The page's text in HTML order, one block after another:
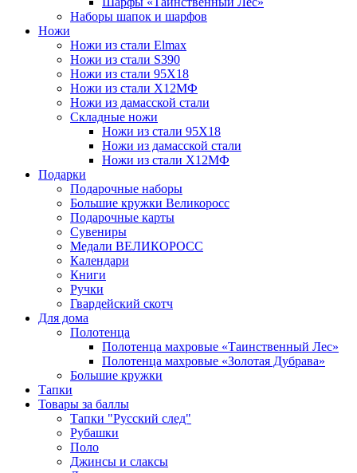
Наборы шапок и шарфов
Ножи
Ножи из стали Elmax
Ножи из стали S390
Ножи из стали 95X18
Ножи из стали Х12МФ
Ножи из дамасской стали
Складные ножи
Ножи из стали 95X18
Ножи из дамасской стали
Ножи из стали Х12МФ
Подарки
Подарочные наборы
Большие кружки Великоросс
Подарочные карты
Сувениры
Медали ВЕЛИКОРОСС
Календари
Книги
Ручки
Гвардейский скотч
Для дома
Полотенца
Полотенца махровые «Таинственный Лес»
Полотенца махровые «Золотая Дубрава»
Большие кружки
Тапки
Товары за баллы
Тапки "Русский след"
Рубашки
Поло
Джинсы и слаксы